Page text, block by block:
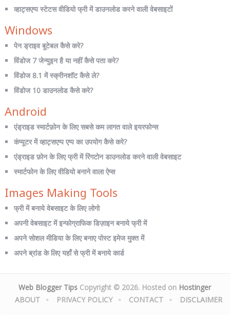
व्हाट्सएप्प स्टेटस वीडियो फ्री में डाउनलोड करने वाली वेबसाइटों
Windows
पेन ड्राइव बूटेबल कैसे करे?
विंडोज 7 जेन्युइन है या नहीं कैसे पता करे?
विंडोज 8.1 में स्क्रीनशॉट कैसे ले?
विंडोज 10 डाउनलोड कैसे करे?
Android
एंड्राइड स्मार्टफ़ोन के लिए सबसे कम लागत वाले इयरफोन्स
कंप्यूटर में व्हाट्सएप्प एप्प का उपयोग कैसे करे?
एंड्राइड फ़ोन के लिए फ्री में रिंगटोन डाउनलोड करने वाली वेबसाइट
स्मार्टफोन के लिए वीडियो बनाने वाला ऐप्स
Images Making Tools
फ्री में बनाये वेबसाइट के लिए लोगो
अपनी वेबसाइट में इन्फोग्राफिक डिज़ाइन बनाये फ्री में
अपने सोशल मीडिया के लिए बनाए पोस्ट इमेज मुक्त में
अपने ब्रांड के लिए यहाँ से फ्री में बनाये कार्ड
Web Blogger Tips Copyright © 2026. Hosted on Hostinger
ABOUT
PRIVACY POLICY CONTACT DISCLAIMER